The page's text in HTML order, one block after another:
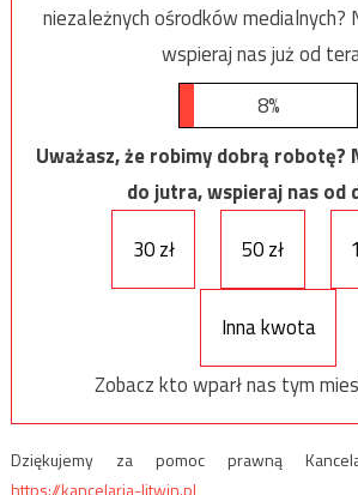
niezależnych ośrodków medialnych?
wspieraj nas już od
8%
Uważasz, że robimy dobrą robotę?
do jutra, wspieraj nas od
30 zł
50 zł
Inna kwota
Zobacz kto wparł nas tym
Dziękujemy za pomoc prawną
https://kancelaria-litwin.pl